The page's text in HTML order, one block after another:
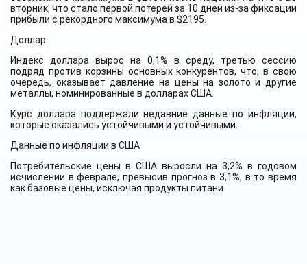
вторник, что стало первой потерей за 10 дней из-за фиксации
прибыли с рекордного максимума в $2195.
Доллар
Индекс доллара вырос на 0,1% в среду, третью сессию
подряд против корзины основных конкурентов, что, в свою
очередь, оказывает давление на цены на золото и другие
металлы, номинированные в долларах США.
Курс доллара поддержали недавние данные по инфляции,
которые оказались устойчивыми и устойчивыми.
Данные по инфляции в США
Потребительские цены в США выросли на 3,2% в годовом
исчислении в феврале, превысив прогноз в 3,1%, в то время
как базовые цены, исключая продукты питани